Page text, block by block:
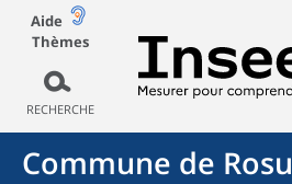
Aide
Thèmes
RECHERCHE
Commune de